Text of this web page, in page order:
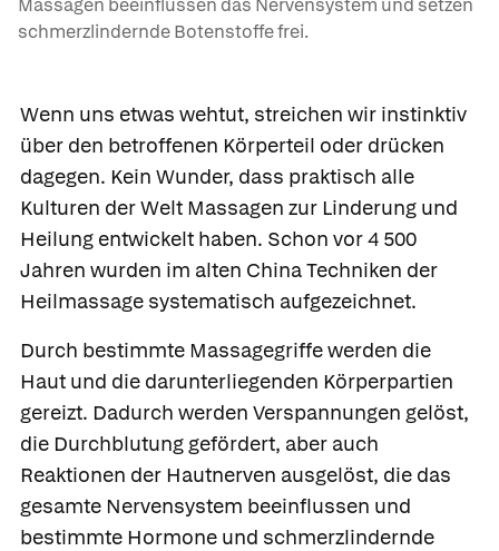
schmerzlindernde Botenstoffe frei.
Wenn uns etwas wehtut, streichen wir instinktiv
über den betroffenen Körperteil oder drücken
dagegen. Kein Wunder, dass praktisch alle
Kulturen der Welt Massagen zur Linderung und
Heilung entwickelt haben. Schon vor 4 500
Jahren wurden im alten China Techniken der
Heilmassage systematisch aufgezeichnet.
Durch bestimmte Massagegriffe werden die
Haut und die darunterliegenden Körperpartien
gereizt. Dadurch werden Verspannungen gelöst,
die Durchblutung gefördert, aber auch
Reaktionen der Hautnerven ausgelöst, die das
gesamte Nervensystem beeinflussen und
bestimmte Hormone und schmerzlindernde